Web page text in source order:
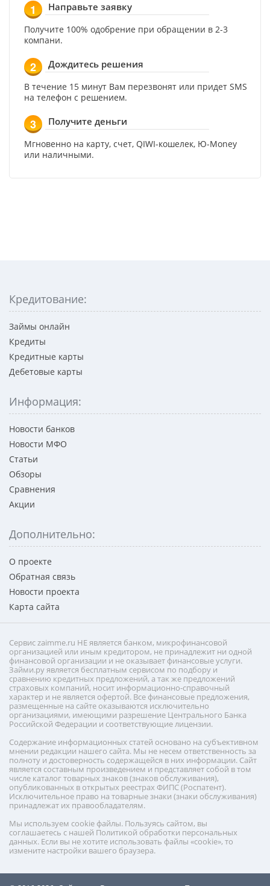
1 Направьте заявку
Получите 100% одобрение при обращении в 2-3
компани.
2 Дождитесь решения
В течение 15 минут Вам перезвонят или придет SMS
на телефон с решением.
3 Получите деньги
Мгновенно на карту, счет, QIWI-кошелек, Ю-Money
или наличными.
Кредитование:
Займы онлайн
Кредиты
Кредитные карты
Дебетовые карты
Информация:
Новости банков
Новости МФО
Статьи
Обзоры
Сравнения
Акции
Дополнительно:
О проекте
Обратная связь
Новости проекта
Карта сайта
Сервис zaimme.ru НЕ является банком, микрофинансовой
организацией или иным кредитором, не принадлежит ни одной
финансовой организации и не оказывает финансовые услуги.
Займи.ру является бесплатным сервисом по подбору и
сравнению кредитных предложений, а так же предложений
страховых компаний, носит информационно-справочный
характер и не является офертой. Все финансовые предложения,
размещенные на сайте оказываются исключительно
организациями, имеющими разрешение Центрального Банка
Российской Федерации и соответствующие лицензии.
Содержание информационных статей основано на субъективном
мнении редакции нашего сайта. Мы не несем ответственность за
полноту и достоверность содержащейся в них информации. Сайт
является составным произведением и представляет собой в том
числе каталог товарных знаков (знаков обслуживания),
опубликованных в открытых реестрах ФИПС (Роспатент).
Исключительное право на товарные знаки (знаки обслуживания)
принадлежат их правообладателям.
Мы используем cookie файлы. Пользуясь сайтом, вы
соглашаетесь с нашей Политикой обработки персональных
данных. Если вы не хотите использовать файлы «cookie», то
измените настройки вашего браузера.